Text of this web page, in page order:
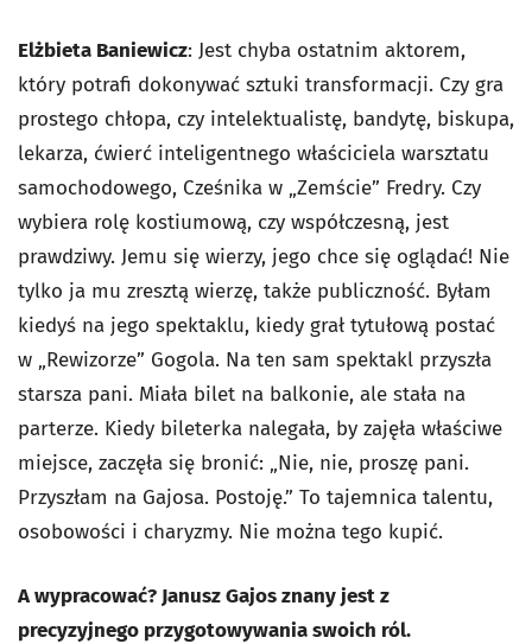
Elżbieta Baniewicz: Jest chyba ostatnim aktorem,
który potrafi dokonywać sztuki transformacji. Czy gra
prostego chłopa, czy intelektualistę, bandytę, biskupa,
lekarza, ćwierć inteligentnego właściciela warsztatu
samochodowego, Cześnika w „Zemście” Fredry. Czy
wybiera rolę kostiumową, czy współczesną, jest
prawdziwy. Jemu się wierzy, jego chce się oglądać! Nie
tylko ja mu zresztą wierzę, także publiczność. Byłam
kiedyś na jego spektaklu, kiedy grał tytułową postać
w „Rewizorze” Gogola. Na ten sam spektakl przyszła
starsza pani. Miała bilet na balkonie, ale stała na
parterze. Kiedy bileterka nalegała, by zajęła właściwe
miejsce, zaczęła się bronić: „Nie, nie, proszę pani.
Przyszłam na Gajosa. Postoję.” To tajemnica talentu,
osobowości i charyzmy. Nie można tego kupić.
A wypracować? Janusz Gajos znany jest z
precyzyjnego przygotowywania swoich ról.